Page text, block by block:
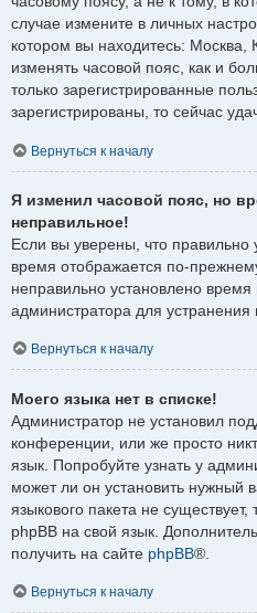
случае измените в личных
котором вы находитесь: Москва,
изменять часовой пояс, как и
только зарегистрированные
зарегистрированы, то сейчас
Вернуться к началу
Я изменил часовой пояс, но
неправильное!
Если вы уверены, что правильно
время отображается по-
неправильно установлено
администратора для устранения
Вернуться к началу
Моего языка нет в списке!
Администратор не установил
конференции, или же просто
язык. Попробуйте узнать у
может ли он установить нужный
языкового пакета не
phpBB на свой язык.
получить на сайте phpBB®.
Вернуться к началу